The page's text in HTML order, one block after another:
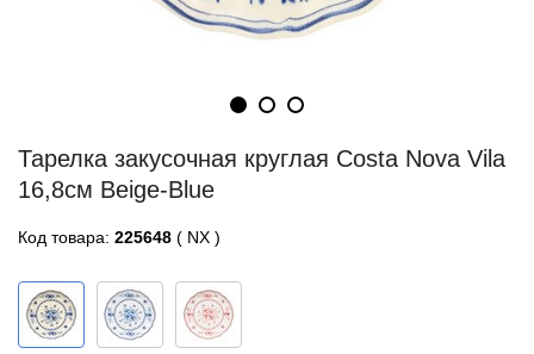
Тарелка закусочная круглая Costa Nova Vila
16,8см Beige-Blue
Код товара: 225648 ( NX )